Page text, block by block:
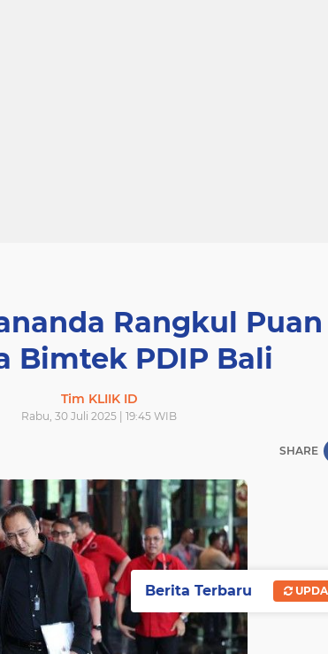
Rangkul
Bimtek PDIP Bali
Tim KLIIK ID
Rabu, 30 Juli 2025 | 19:45 WIB
SHARE
Berita Terbaru